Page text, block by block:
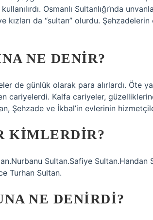
Osmanlı Sultanlığı’nda
kızları da “sultan” olurdu.
NE DENIR?
de günlük olarak para alırlardı. Öte
cariyelerdi. Kalfa cariyeler,
Şehzade ve İkbal’in evlerinin
KIMLERDIR?
Sultan.Safiye Sultan.Handan
Turhan Sultan.
NE DENIRDI?